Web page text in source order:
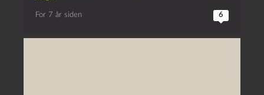
For 7 år siden 6